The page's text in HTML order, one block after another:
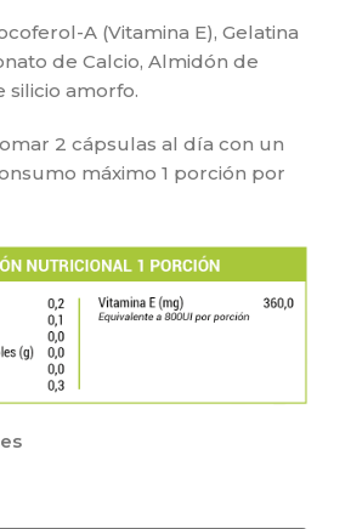
A (Vitamina E), Gelatina
de Calcio, Almidón de
silicio amorfo.
2 cápsulas al día con un
máximo 1 porción por